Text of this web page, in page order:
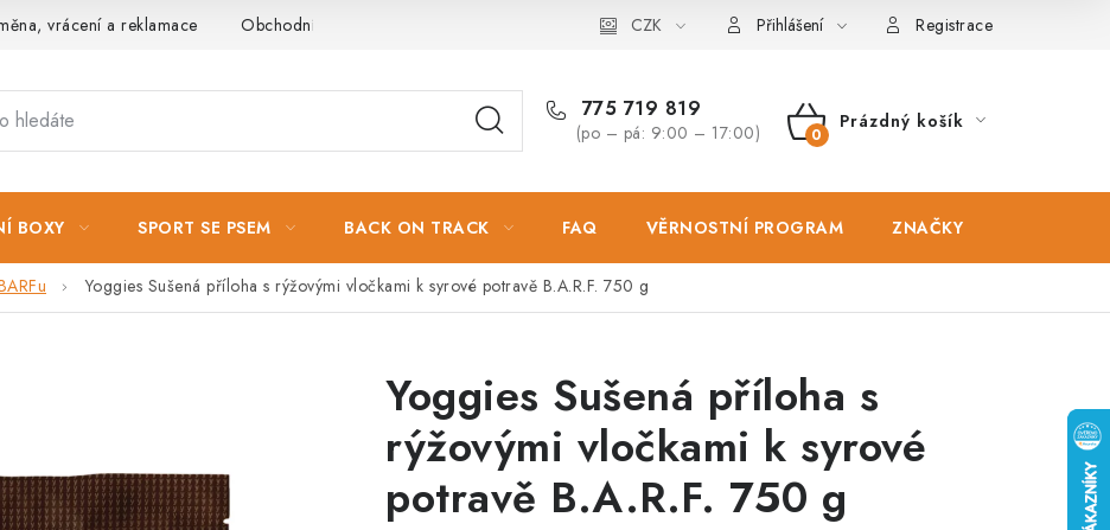
vrácení a reklamace Obchodní podmínky Podmínky ochrany osobních údajů Zásady použivání souboru cookies
CZK Přihlášení Registrace
775 719 819
(po – pá: 9:00 – 17:00)
NÁKUPNÍ
Prázdný košík
BOXY SPORT SE PSEM BACK ON TRACK FAQ VĚRNOSTNÍ PROGRAM ZNAČKY
Yoggies Sušená příloha s rýžovými vločkami k syrové potravě B.A.R.F. 750 g
Yoggies Sušená příloha s
rýžovými vločkami k syrové
potravě B.A.R.F. 750 g